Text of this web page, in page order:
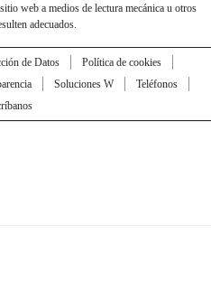
web a medios de lectura mecánica u otros
adecuados.
de Datos
Política de cookies
Soluciones W
Teléfonos